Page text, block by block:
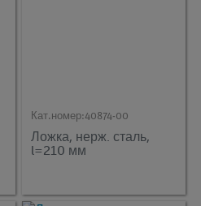
Кат.номер:40874-00
Ложка, нерж. сталь,
l=210 мм